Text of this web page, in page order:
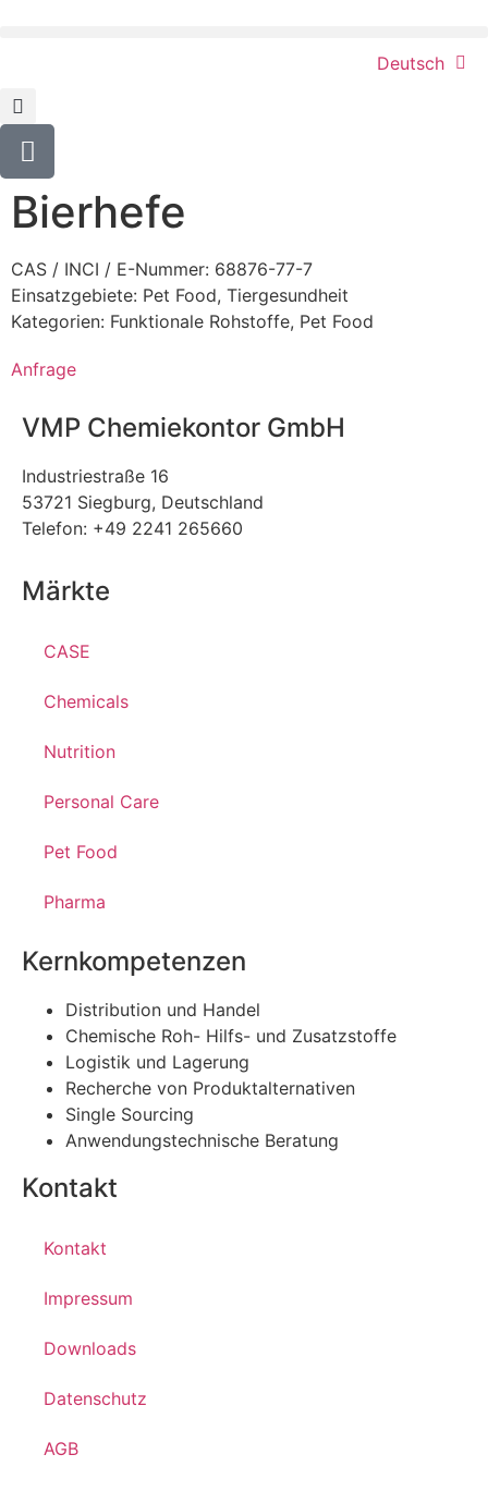
Deutsch
Bierhefe
CAS / INCI / E-Nummer: 68876-77-7
Einsatzgebiete: Pet Food, Tiergesundheit
Kategorien: Funktionale Rohstoffe, Pet Food
Anfrage
VMP Chemiekontor GmbH
Industriestraße 16
53721 Siegburg, Deutschland
Telefon: +49 2241 265660
Märkte
CASE
Chemicals
Nutrition
Personal Care
Pet Food
Pharma
Kernkompetenzen
Distribution und Handel
Chemische Roh- Hilfs- und Zusatzstoffe
Logistik und Lagerung
Recherche von Produktalternativen
Single Sourcing
Anwendungstechnische Beratung
Kontakt
Kontakt
Impressum
Downloads
Datenschutz
AGB